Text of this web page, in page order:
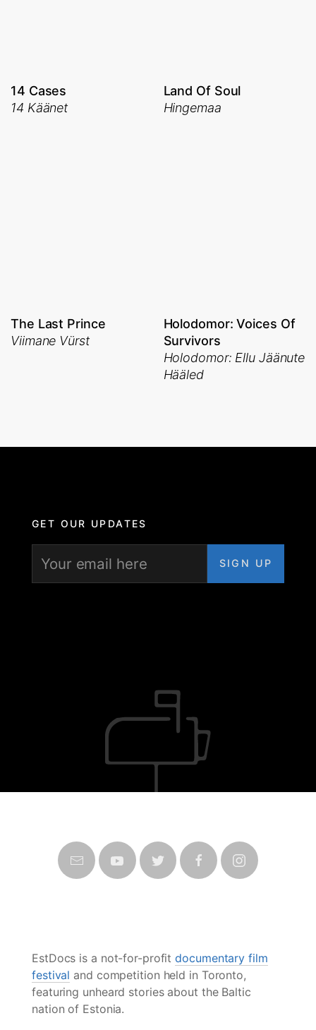
14 Cases
14 Käänet
Land Of Soul
Hingemaa
The Last Prince
Viimane Vürst
Holodomor: Voices Of
Survivors
Holodomor: Ellu Jäänute
Hääled
GET OUR UPDATES
EstDocs is a not-for-profitdocumentary film
festival and competition held in Toronto,
featuring unheard stories about the Baltic
nation of Estonia.